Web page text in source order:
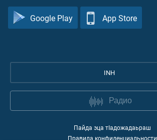
Google Play App Store
INH
Радио
Пайда эца тIадожадаьраш
Правила конфиденциальности